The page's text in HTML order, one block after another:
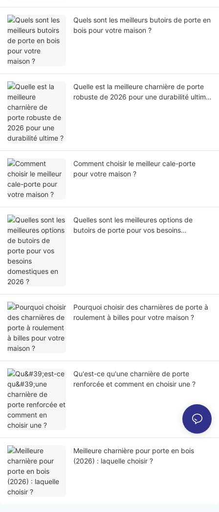
Quels sont les meilleurs butoirs de porte en
bois pour votre maison ?
Quelle est la meilleure charnière de porte
robuste de 2026 pour une durabilité ultime
Comment choisir le meilleur cale-porte
pour votre maison ?
Quelles sont les meilleures options de
butoirs de porte pour vos besoins
Pourquoi choisir des charnières de porte à
roulement à billes pour votre maison ?
Qu'est-ce qu'une charnière de porte
renforcée et comment en choisir une ?
Meilleure charnière pour porte en bois
(2026) : laquelle choisir ?